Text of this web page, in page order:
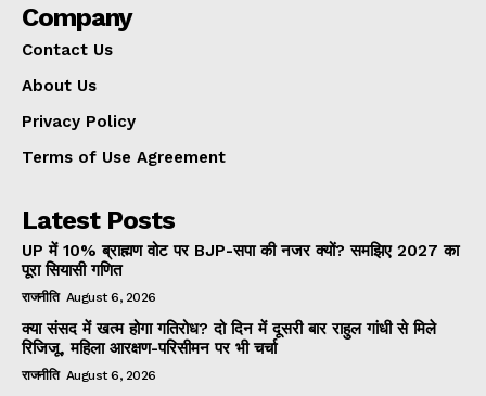
Company
Contact Us
About Us
Privacy Policy
Terms of Use Agreement
Latest Posts
UP में 10% ब्राह्मण वोट पर BJP-सपा की नजर क्यों? समझिए 2027 का
पूरा सियासी गणित
राजनीति August 6, 2026
क्या संसद में खत्म होगा गतिरोध? दो दिन में दूसरी बार राहुल गांधी से मिले
रिजिजू, महिला आरक्षण-परिसीमन पर भी चर्चा
राजनीति August 6, 2026